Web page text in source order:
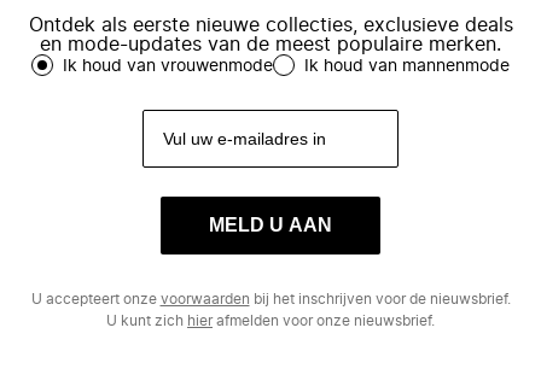
Ontdek als eerste nieuwe collecties, exclusieve deals
en mode-updates van de meest populaire merken.
Ik houd van vrouwenmode Ik houd van mannenmode
MELD U AAN
U accepteert onze voorwaarden bij het inschrijven voor de nieuwsbrief.
U kunt zich hierafmelden voor onze nieuwsbrief.